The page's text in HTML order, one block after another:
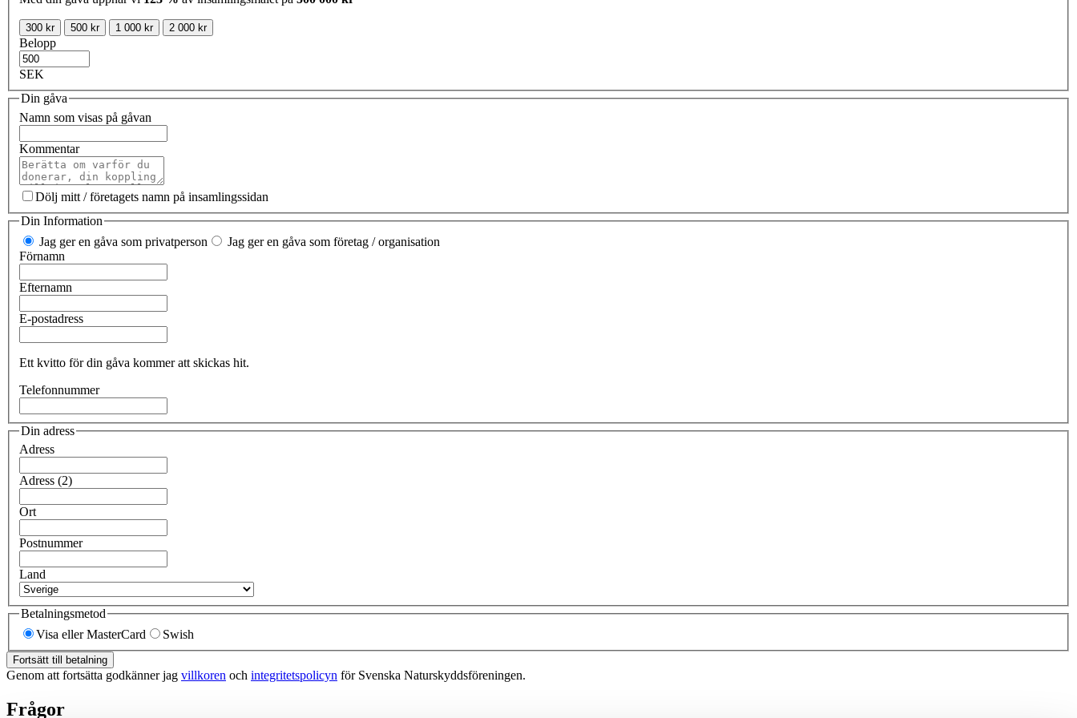
300 kr 500 kr 1 000 kr 2 000 kr
Belopp
SEK
Din gåva
Namn som visas på gåvan
Kommentar
Dölj mitt / företagets namn på insamlingssidan
Din Information
Jag ger en gåva som privatperson
Jag ger en gåva som företag / organisation
Förnamn
Efternamn
E-postadress
Ett kvitto för din gåva kommer att skickas hit.
Telefonnummer
Din adress
Adress
Adress (2)
Ort
Postnummer
Land
Betalningsmetod
Visa eller MasterCard
Swish
Fortsätt till betalning
Genom att fortsätta godkänner jag villkoren och integritetspolicyn för Svenska Naturskyddsföreningen.
Frågor